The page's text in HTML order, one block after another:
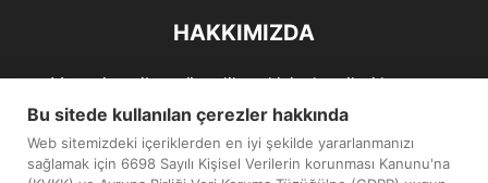
HAKKIMIZDA
Maramiro; siber güvenlik ve kişisel verileri koruma
alanlarıın sağlıklı büyümelerine odaklanarak bu sektörlerle
ilgili güncel haber ve analizler hazırlayıp yayınlayan bir
haber sitesidir.
Bu sitede kullanılan çerezler hakkında
Web sitemizdeki içeriklerden en iyi şekilde yararlanmanızı
sağlamak için 6698 Sayılı Kişisel Verilerin korunması Kanunu'na